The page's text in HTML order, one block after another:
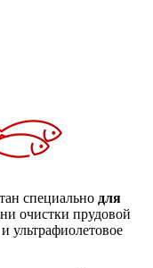
специально для
очистки прудовой
ультрафиолетовое